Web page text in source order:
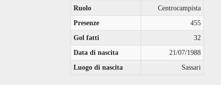
Ruolo
Centrocampista
Presenze
455
Gol fatti
32
Data di nascita
21/07/1988
Luogo di nascita
Sassari